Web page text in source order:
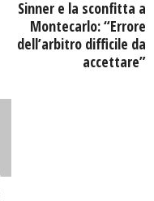
Sinner e la sconfitta a
Montecarlo: “Errore
dell’arbitro difficile da
accettare”